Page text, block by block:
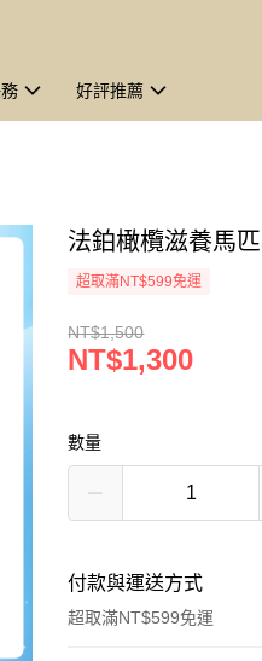
好評推薦
法鉑橄欖滋養馬
超取滿NT$599免運
NT$1,500
NT$1,300
數量
付款與運送方式
超取滿NT$599免運